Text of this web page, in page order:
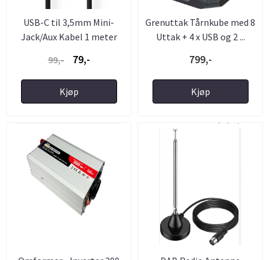
USB-C til 3,5mm Mini-
Jack/Aux Kabel 1 meter
99,-
79,-
Kjøp
Grenuttak Tårnkube med 8
Uttak + 4 x USB og 2 ...
799,-
Kjøp